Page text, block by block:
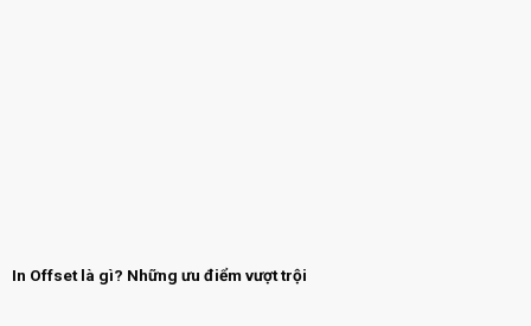
In Offset là gì? Những ưu điểm vượt trội